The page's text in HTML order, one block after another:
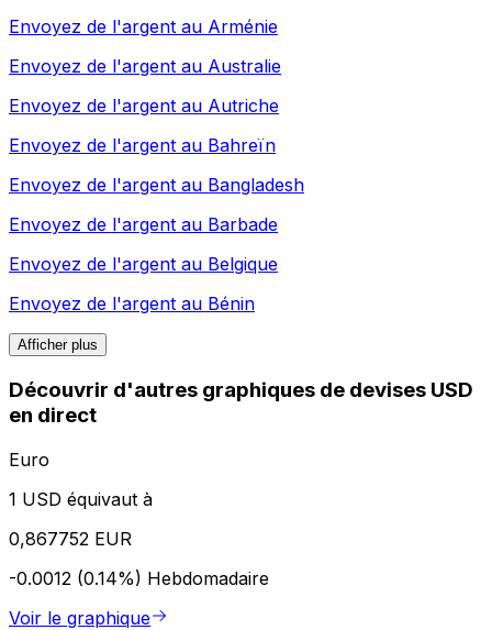
Envoyez de l'argent au Arménie
Envoyez de l'argent au Australie
Envoyez de l'argent au Autriche
Envoyez de l'argent au Bahreïn
Envoyez de l'argent au Bangladesh
Envoyez de l'argent au Barbade
Envoyez de l'argent au Belgique
Envoyez de l'argent au Bénin
Afficher plus
Découvrir d'autres graphiques de devises USD
en direct
Euro
1 USD équivaut à
0,867752 EUR
-0.0012 (0.14%) Hebdomadaire
Voir le graphique